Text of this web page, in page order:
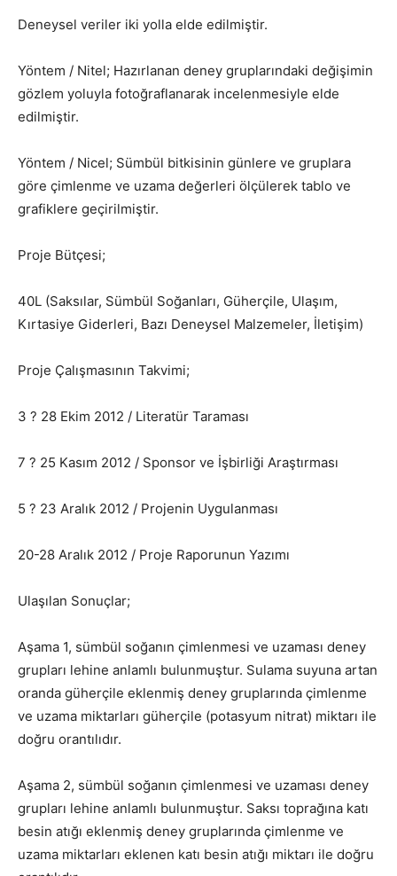
Deneysel veriler iki yolla elde edilmiştir.
Yöntem / Nitel; Hazırlanan deney gruplarındaki değişimin
gözlem yoluyla fotoğraflanarak incelenmesiyle elde
edilmiştir.
Yöntem / Nicel; Sümbül bitkisinin günlere ve gruplara
göre çimlenme ve uzama değerleri ölçülerek tablo ve
grafiklere geçirilmiştir.
Proje Bütçesi;
40L (Saksılar, Sümbül Soğanları, Güherçile, Ulaşım,
Kırtasiye Giderleri, Bazı Deneysel Malzemeler, İletişim)
Proje Çalışmasının Takvimi;
3 ? 28 Ekim 2012 / Literatür Taraması
7 ? 25 Kasım 2012 / Sponsor ve İşbirliği Araştırması
5 ? 23 Aralık 2012 / Projenin Uygulanması
20-28 Aralık 2012 / Proje Raporunun Yazımı
Ulaşılan Sonuçlar;
Aşama 1, sümbül soğanın çimlenmesi ve uzaması deney
grupları lehine anlamlı bulunmuştur. Sulama suyuna artan
oranda güherçile eklenmiş deney gruplarında çimlenme
ve uzama miktarları güherçile (potasyum nitrat) miktarı ile
doğru orantılıdır.
Aşama 2, sümbül soğanın çimlenmesi ve uzaması deney
grupları lehine anlamlı bulunmuştur. Saksı toprağına katı
besin atığı eklenmiş deney gruplarında çimlenme ve
uzama miktarları eklenen katı besin atığı miktarı ile doğru